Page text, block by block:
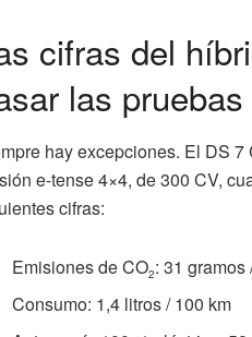
cifras del
las pruebas
hay excepciones. El DS
e-tense 4×4, de 300 CV,
cifras:
Emisiones de CO2: 31 gramos
Consumo: 1,4 litros / 100 km